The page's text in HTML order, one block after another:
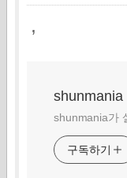
,
shunmania
shunmania가
구독하기